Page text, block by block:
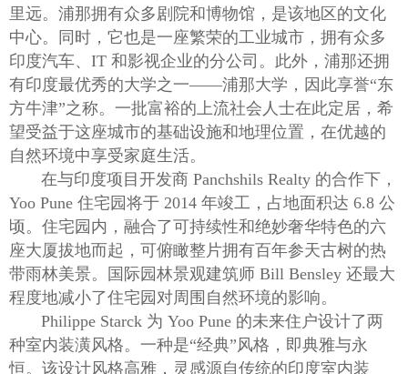
里远。浦那拥有众多剧院和博物馆，是该地区的文化
中心。同时，它也是一座繁荣的工业城市，拥有众多
印度汽车、IT 和影视企业的分公司。此外，浦那还拥
有印度最优秀的大学之一——浦那大学，因此享誉“东
方牛津”之称。一批富裕的上流社会人士在此定居，希
望受益于这座城市的基础设施和地理位置，在优越的
自然环境中享受家庭生活。
在与印度项目开发商 Panchshils Realty 的合作下，
Yoo Pune 住宅园将于 2014 年竣工，占地面积达 6.8 公
顷。住宅园内，融合了可持续性和绝妙奢华特色的六
座大厦拔地而起，可俯瞰整片拥有百年参天古树的热
带雨林美景。国际园林景观建筑师 Bill Bensley 还最大
程度地减小了住宅园对周围自然环境的影响。
Philippe Starck 为 Yoo Pune 的未来住户设计了两
种室内装潢风格。一种是“经典”风格，即典雅与永
恒。该设计风格高雅，灵感源自传统的印度室内装